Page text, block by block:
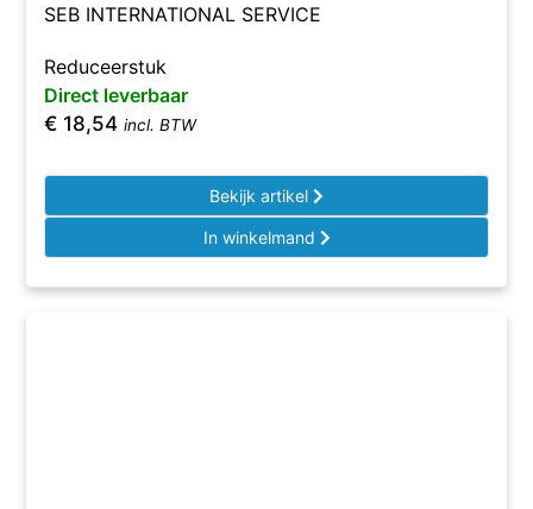
SEB INTERNATIONAL SERVICE
Reduceerstuk
Direct leverbaar
€ 18,54 incl. BTW
Bekijk artikel
In winkelmand